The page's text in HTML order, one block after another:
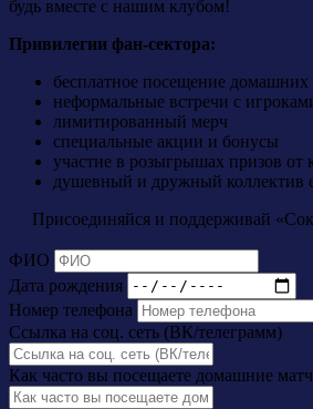
будь вместе с нашим клубом!
Привилегии фан-сектора:
бесплатное посещение
неформальные встречи с
лимитированный мерч
специальные акции и бонусы
участие в розыгрышах призов от
душевный и дружный коллектив
Присоединяйся и поддерживай
ФИО
Дата рождения
Номер телефона
Ссылка на соц. сеть (ВК/телеграмм)
Как часто вы посещаете домашние